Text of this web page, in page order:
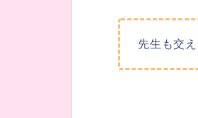
先生も交